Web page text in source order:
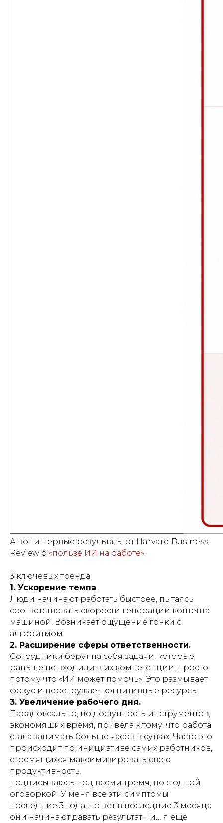
А вот и первые результаты от Harvard Business
Review о «пользе ИИ на работе».
3 ключевых тренда:
1. Ускорение темпа.
Люди начинают работать быстрее, пытаясь
соответствовать скорости генерации контента
машиной. Возникает ощущение гонки с
алгоритмом.
2. Расширение сферы ответственности.
Сотрудники берут на себя задачи, которые
раньше не входили в их компетенции, просто
потому что «ИИ может помочь». Это размывает
фокус и перегружает когнитивные ресурсы.
3. Увеличение рабочего дня.
Парадоксально, но доступность инструментов,
экономящих время, привела к тому, что работа
стала занимать больше часов в сутках. Часто это
происходит по инициативе самих работников,
стремящихся максимизировать свою
продуктивность.
подписываюсь под всеми тремя, но с одной
оговоркой. У меня все эти симптомы
последние 3 года, но вот в последние 3 месяца
они начинают давать результат… и… я еще